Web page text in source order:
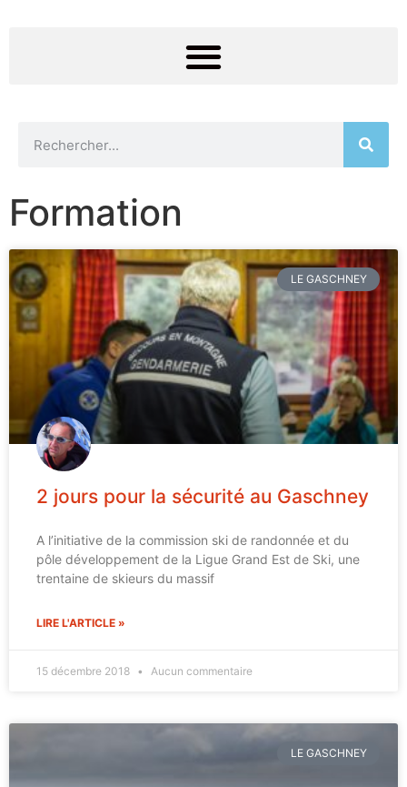
Formation
LE GASCHNEY
2 jours pour la sécurité au Gaschney
A l’initiative de la commission ski de randonnée et du
pôle développement de la Ligue Grand Est de Ski, une
trentaine de skieurs du massif
LIRE L'ARTICLE »
15 décembre 2018 Aucun commentaire
LE GASCHNEY